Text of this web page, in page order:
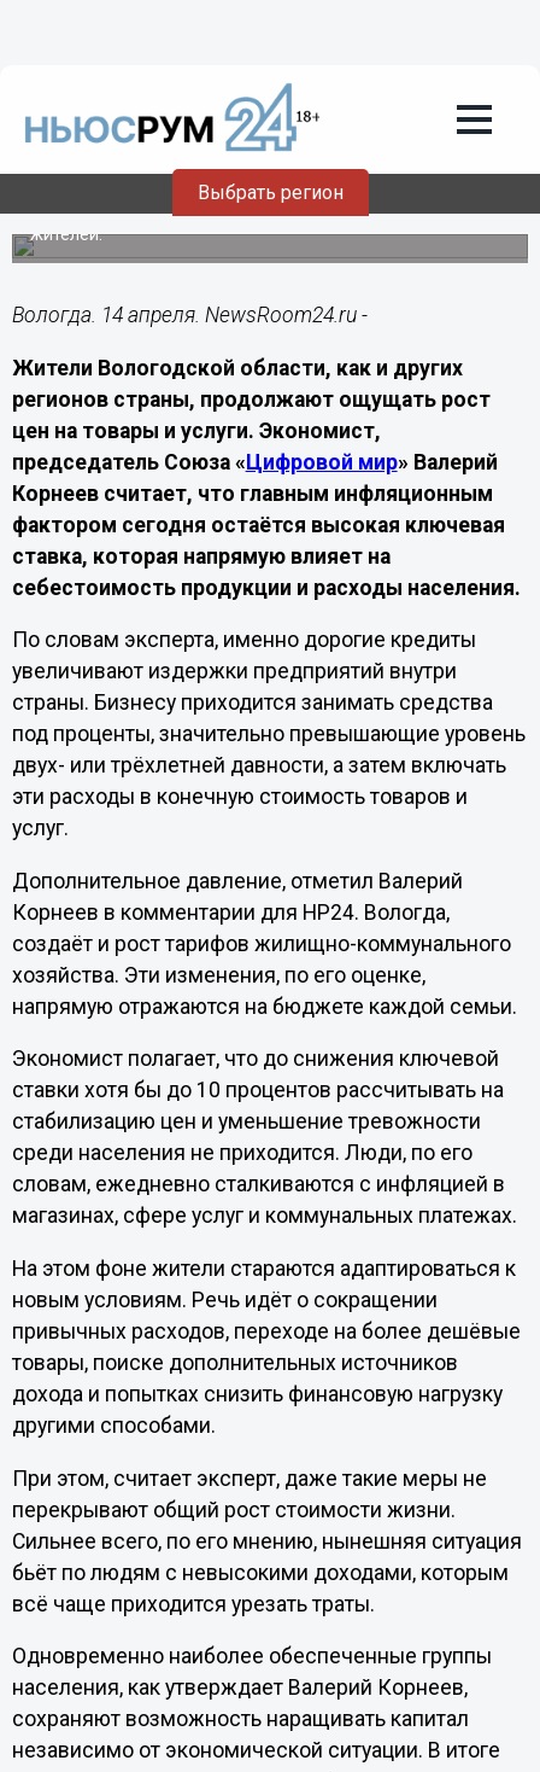
Выбрать регион
Экономист связал рост цен в
Вологодской области с высокой
ключевой ставкой
По мнению Валерия Корнеева, дорогие кредиты и
повышение тарифов ЖКХ усиливают нагрузку на
жителей.
Вологда. 14 апреля. NewsRoom24.ru -
Жители Вологодской области, как и других
регионов страны, продолжают ощущать рост
цен на товары и услуги. Экономист,
председатель Союза «Цифровой мир» Валерий
Корнеев считает, что главным инфляционным
фактором сегодня остаётся высокая ключевая
ставка, которая напрямую влияет на
себестоимость продукции и расходы населения.
По словам эксперта, именно дорогие кредиты
увеличивают издержки предприятий внутри
страны. Бизнесу приходится занимать средства
под проценты, значительно превышающие уровень
двух- или трёхлетней давности, а затем включать
эти расходы в конечную стоимость товаров и
услуг.
Дополнительное давление, отметил Валерий
Корнеев в комментарии для НР24. Вологда,
создаёт и рост тарифов жилищно-коммунального
хозяйства. Эти изменения, по его оценке,
напрямую отражаются на бюджете каждой семьи.
Экономист полагает, что до снижения ключевой
ставки хотя бы до 10 процентов рассчитывать на
стабилизацию цен и уменьшение тревожности
среди населения не приходится. Люди, по его
словам, ежедневно сталкиваются с инфляцией в
магазинах, сфере услуг и коммунальных платежах.
На этом фоне жители стараются адаптироваться к
новым условиям. Речь идёт о сокращении
привычных расходов, переходе на более дешёвые
товары, поиске дополнительных источников
дохода и попытках снизить финансовую нагрузку
другими способами.
При этом, считает эксперт, даже такие меры не
перекрывают общий рост стоимости жизни.
Сильнее всего, по его мнению, нынешняя ситуация
бьёт по людям с невысокими доходами, которым
всё чаще приходится урезать траты.
Одновременно наиболее обеспеченные группы
населения, как утверждает Валерий Корнеев,
сохраняют возможность наращивать капитал
независимо от экономической ситуации. В итоге